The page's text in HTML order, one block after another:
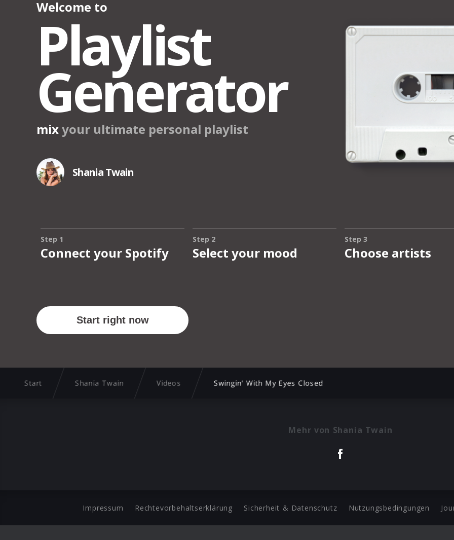
Start Shania Twain Videos Swingin' With My Eyes Closed
Mehr von Shania Twain
Impressum Rechtevorbehaltserklärung Sicherheit & Datenschutz Nutzungsbedingungen